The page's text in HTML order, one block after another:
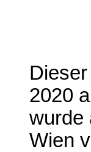
2020
wurde
Wien